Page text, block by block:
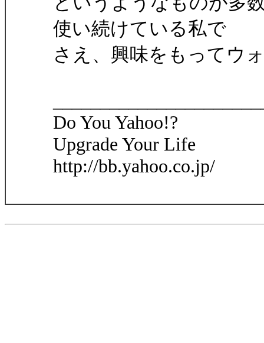
使い続けている私で
さえ、興味をもってウ
Do You Yahoo!?
Upgrade Your Life
http://bb.yahoo.co.jp/